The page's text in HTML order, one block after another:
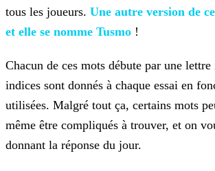
tous les joueurs. Une autre version de
et elle se nomme Tusmo !
Chacun de ces mots débute par une lettre
indices sont donnés à chaque essai en
utilisées. Malgré tout ça, certains mots
même être compliqués à trouver, et on
donnant la réponse du jour.